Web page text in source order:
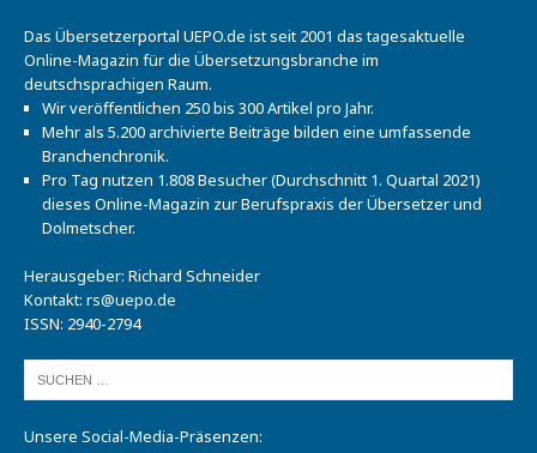
Das Übersetzerportal UEPO.de ist seit 2001 das tagesaktuelle
Online-Magazin für die Übersetzungsbranche im
deutschsprachigen Raum.
Wir veröffentlichen 250 bis 300 Artikel pro Jahr.
Mehr als 5.200 archivierte Beiträge bilden eine umfassende
Branchenchronik.
Pro Tag nutzen 1.808 Besucher (Durchschnitt 1. Quartal 2021)
dieses Online-Magazin zur Berufspraxis der Übersetzer und
Dolmetscher.
Herausgeber: Richard Schneider
Kontakt: rs@uepo.de
ISSN: 2940-2794
Unsere Social-Media-Präsenzen: